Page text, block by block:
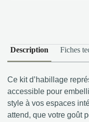
Description Fiches
Ce kit d’habillage
accessible pour
style à vos espaces
attend, que votre goût